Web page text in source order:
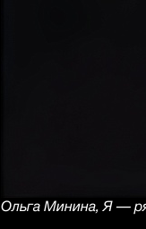
Ольга Минина, Я —